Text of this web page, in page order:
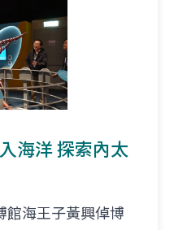
海洋 探索內太
館海王子黃興倬博